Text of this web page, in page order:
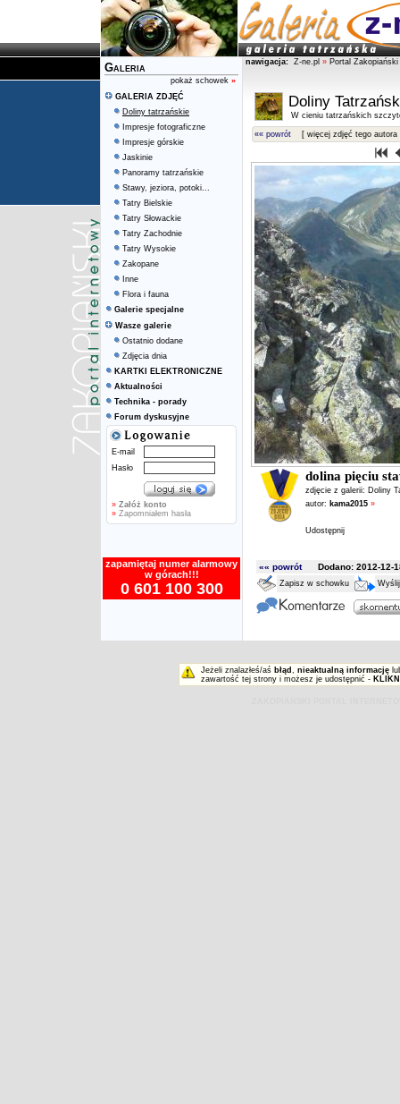
Galeria
pokaż schowek »
GALERIA ZDJĘĆ
Doliny tatrzańskie
Impresje fotograficzne
Impresje górskie
Jaskinie
Panoramy tatrzańskie
Stawy, jeziora, potoki...
Tatry Bielskie
Tatry Słowackie
Tatry Zachodnie
Tatry Wysokie
Zakopane
Inne
Flora i fauna
Galerie specjalne
Wasze galerie
Ostatnio dodane
Zdjęcia dnia
KARTKI ELEKTRONICZNE
Aktualności
Technika - porady
Forum dyskusyjne
E-mail
Hasło
» Załóż konto
» Zapomniałem hasła
zapamiętaj numer alarmowy
w górach!!!
0 601 100 300
nawigacja: Z-ne.pl » Portal Zakopiański
Doliny
W cieniu tatrzańskich
«« powrót [ więcej zdjęć tego autora
dolina pięciu
zdjęcie z galerii: Doliny
autor: kama2015 »
Udostępnij
«« powrótDodano: 2012-12-
Zapisz w schowku
Jeżeli znalazłeś/aś błąd , nieaktualną informację
zawartość tej strony i możesz je udostępnić -